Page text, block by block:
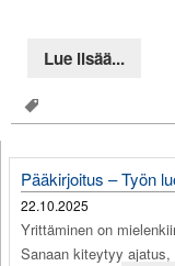
Lue lisää...
Pääkirjoitus – Työn
22.10.2025
Yrittäminen on
Sanaan kiteytyy